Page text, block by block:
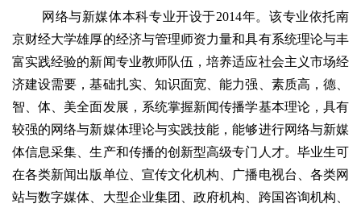
网络与新媒体本科专业开设于2014年。该专业依托南
京财经大学雄厚的经济与管理师资力量和具有系统理论与丰
富实践经验的新闻专业教师队伍，培养适应社会主义市场经
济建设需要，基础扎实、知识面宽、能力强、素质高，德、
智、体、美全面发展，系统掌握新闻传播学基本理论，具有
较强的网络与新媒体理论与实践技能，能够进行网络与新媒
体信息采集、生产和传播的创新型高级专门人才。毕业生可
在各类新闻出版单位、宣传文化机构、广播电视台、各类网
站与数字媒体、大型企业集团、政府机构、跨国咨询机构、